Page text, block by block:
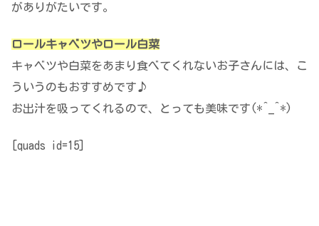
がありがたいです。
ロールキャベツやロール白菜
キャベツや白菜をあまり食べてくれないお子さんには、こ
ういうのもおすすめです♪
お出汁を吸ってくれるので、とっても美味です(*^_^*)
[quads id=15]